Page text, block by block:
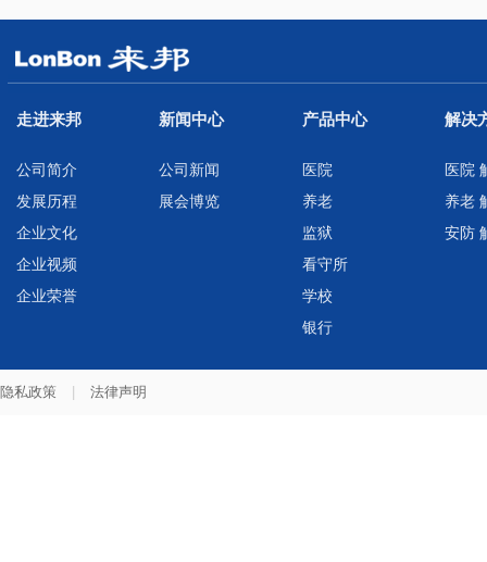
走进来邦
公司简介
发展历程
企业文化
企业视频
企业荣誉
新闻中心
公司新闻
展会博览
产品中心
医院
养老
监狱
看守所
学校
银行
解决
医院
养老
安防
隐私政策 法律声明